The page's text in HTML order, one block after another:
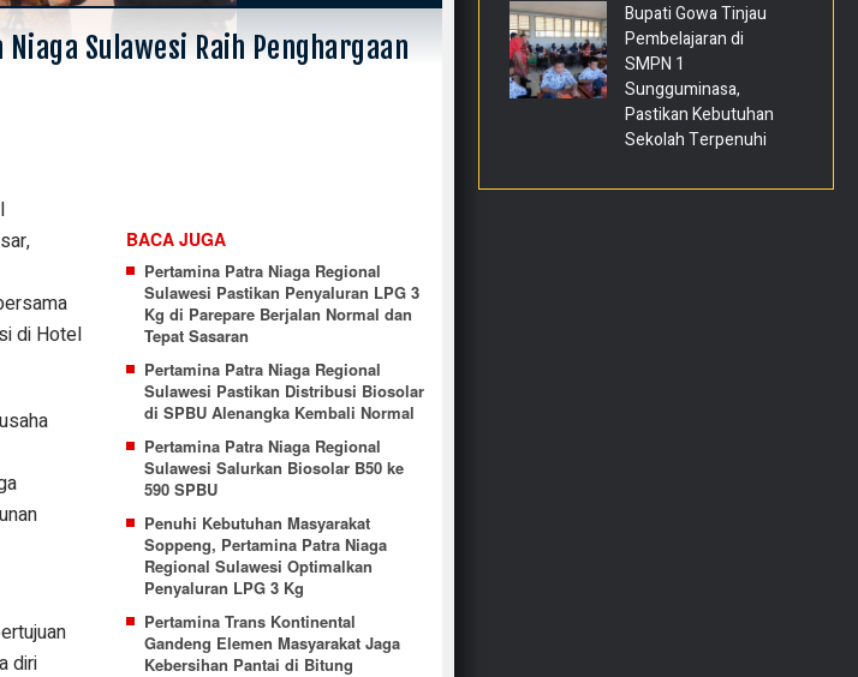
Sulawesi Raih Penghargaan
BACA JUGA
Pertamina Patra Niaga Regional
Sulawesi Pastikan Penyaluran LPG 3
Kg di Parepare Berjalan Normal dan
Tepat Sasaran
Pertamina Patra Niaga Regional
Sulawesi Pastikan Distribusi Biosolar
di SPBU Alenangka Kembali Normal
Pertamina Patra Niaga Regional
Sulawesi Salurkan Biosolar B50 ke
590 SPBU
Penuhi Kebutuhan Masyarakat
Soppeng, Pertamina Patra Niaga
Regional Sulawesi Optimalkan
Penyaluran LPG 3 Kg
Pertamina Trans Kontinental
Gandeng Elemen Masyarakat Jaga
Kebersihan Pantai di Bitung
di Hotel
diri
Bupati Gowa Tinjau
Pembelajaran di
SMPN 1
Sungguminasa,
Pastikan Kebutuhan
Sekolah Terpenuhi